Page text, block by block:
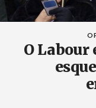
O Labour